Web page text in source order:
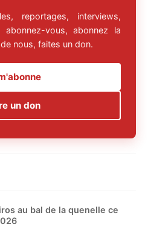
reportages, interviews,
vous, abonnez la
nous, faites un don.
un don
au bal de la quenelle ce